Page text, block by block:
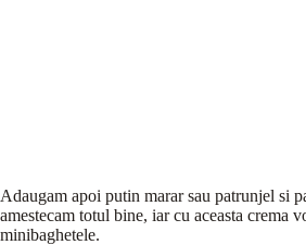
Adaugam apoi putin marar sau patrunjel si
amestecam totul bine, iar cu aceasta crema
minibaghetele.